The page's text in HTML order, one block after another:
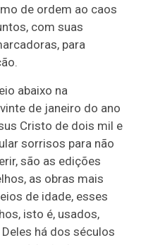
de ordem ao caos
com suas
para
abaixo na
de janeiro do ano
Cristo de dois mil e
sorrisos para não
são as edições
as obras mais
de idade, esses
isto é, usados,
há dos séculos